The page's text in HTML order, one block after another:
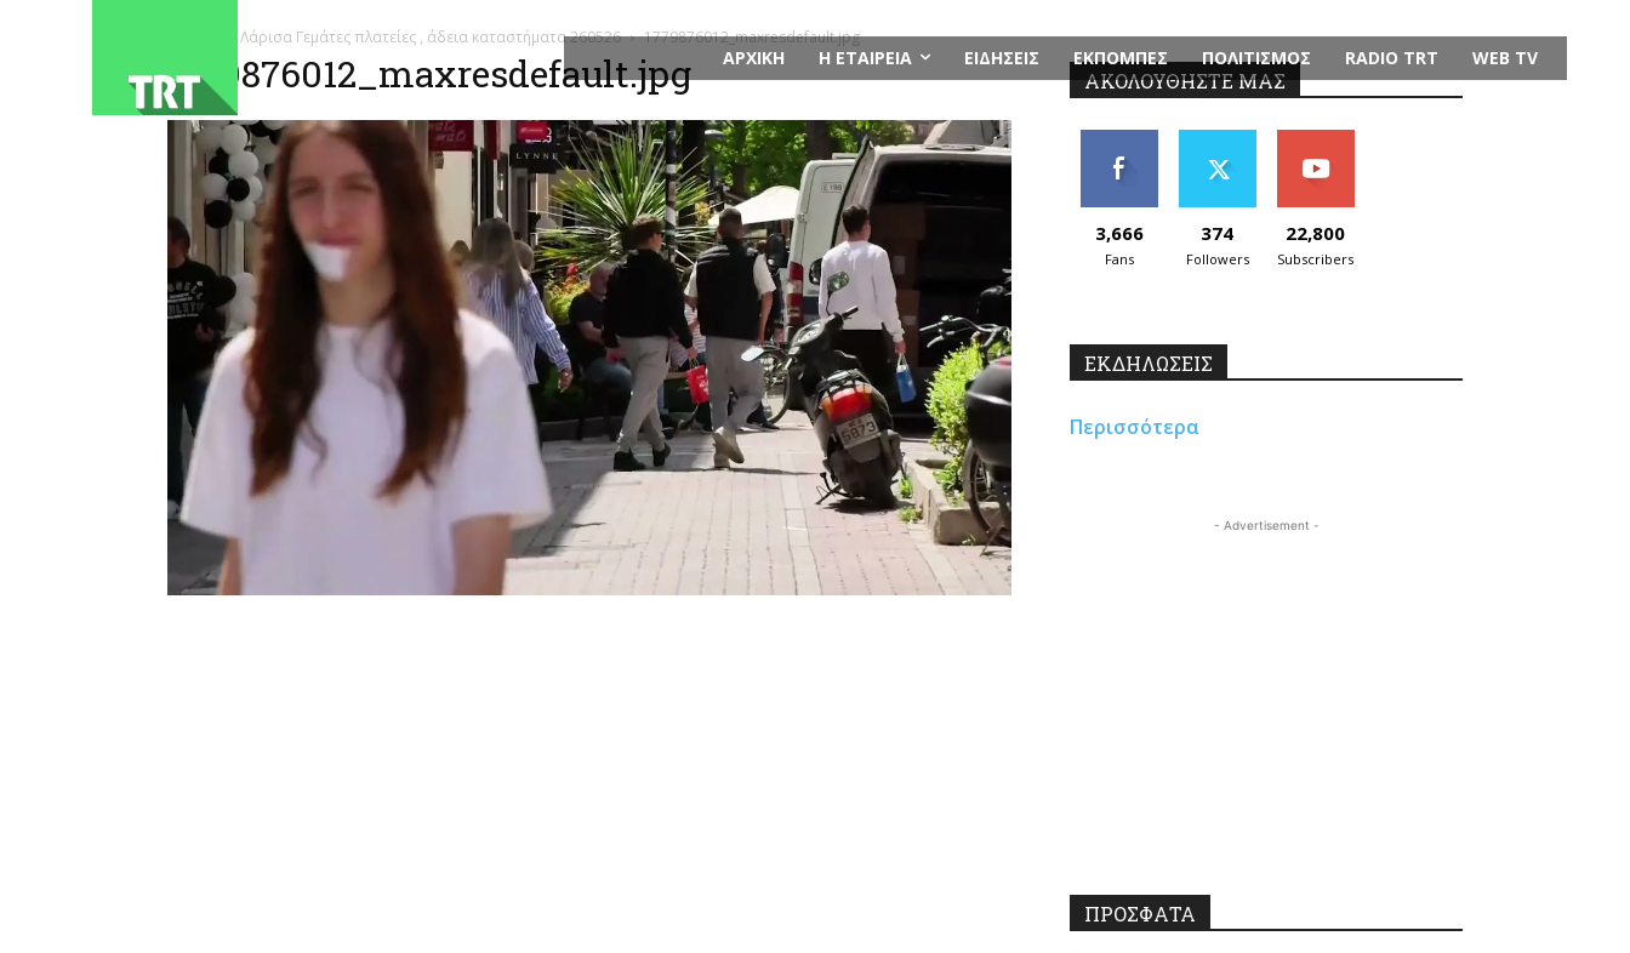
ΑΡΧΙΚΗ Η ΕΤΑΙΡΕΙΑ ΕΙΔΗΣΕΙΣ ΕΚΠΟΜΠΕΣ ΠΟΛΙΤΙΣΜΟΣ RADIO TRT WEB TV
Λάρισα Γεμάτες πλατείες , άδεια καταστήματα 260526 1779876012_maxresdefault.jpg
1779876012_maxresdefault.jpg ΑΚΟΛΟΥΘΗΣΤΕ ΜΑΣ
3,666
Fans
374
Followers
22,800
Subscribers
ΕΚΔΗΛΩΣΕΙΣ
Περισσότερα
- Advertisement -
ΠΡΟΣΦΑΤΑ